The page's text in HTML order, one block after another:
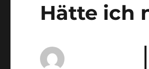
Hätte ich